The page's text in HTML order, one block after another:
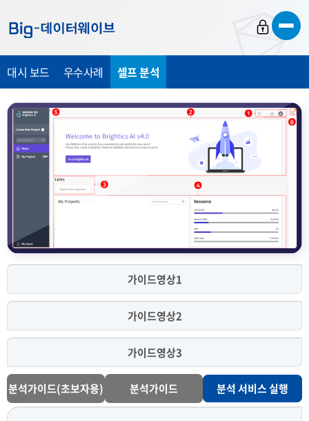
가
가
가
대시 보드 우수사례 셀프 분석
가이드영상1
가이드영상2
가이드영상3
분석가이드(초보자용) 분석가이드 분석 서비스 실행